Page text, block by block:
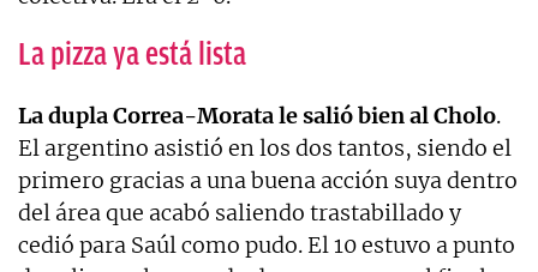
La pizza ya está lista
La dupla Correa-Morata le salió bien al Cholo.
El argentino asistió en los dos tantos, siendo el
primero gracias a una buena acción suya dentro
del área que acabó saliendo trastabillado y
cedió para Saúl como pudo. El 10 estuvo a punto